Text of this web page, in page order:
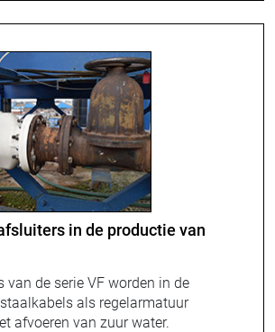
in de productie van
van de serie VF worden in de
als regelarmatuur
afvoeren van zuur water.